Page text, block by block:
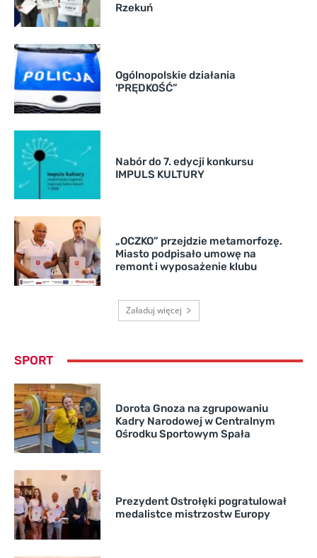
Rzekuń
Ogólnopolskie działania
'PRĘDKOŚĆ”
Nabór do 7. edycji konkursu
IMPULS KULTURY
„OCZKO” przejdzie metamorfozę.
Miasto podpisało umowę na
remont i wyposażenie klubu
Załaduj więcej
SPORT
Dorota Gnoza na zgrupowaniu
Kadry Narodowej w Centralnym
Ośrodku Sportowym Spała
Prezydent Ostrołęki pogratulował
medalistce mistrzostw Europy